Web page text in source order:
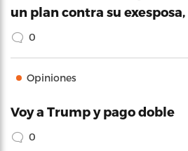
un plan contra su
0
Opiniones
Voy a Trump y pago doble
0